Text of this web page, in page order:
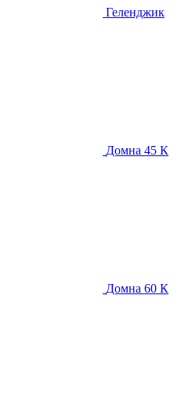
Геленджик
Домна 45 К
Домна 60 К